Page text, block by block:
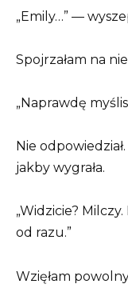
„Emily…” —
Spojrzałam na
„Naprawdę
Nie
jakby wygrała.
„Widzicie?
od razu.”
Wzięłam